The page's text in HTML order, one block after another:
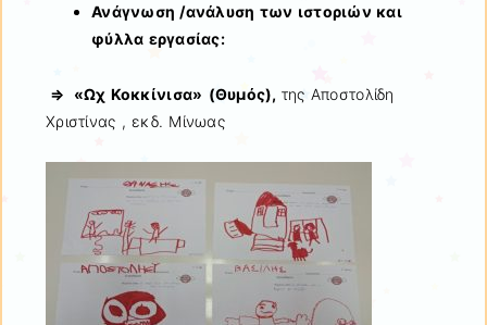
Ανάγνωση /ανάλυση των ιστοριών και
φύλλα εργασίας:
⇒ «Ωχ Κοκκίνισα» (Θυμός), της Αποστολίδη
Χριστίνας , εκδ. Μίνωας